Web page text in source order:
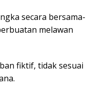
secara bersama-
melawan
fiktif, tidak sesuai